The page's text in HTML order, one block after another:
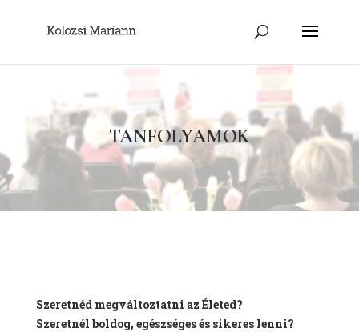
TANFOLYAMOK
Szeretnéd megváltoztatni az Életed?
Szeretnél boldog, egészséges és sikeres lenni?